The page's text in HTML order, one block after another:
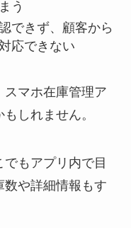
う
できず、顧客から
応できない
スマホ在庫管理ア
しれません。
もアプリ内で目
数や詳細情報もす